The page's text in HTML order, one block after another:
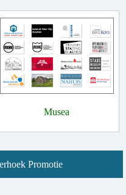
Musea
Promotie